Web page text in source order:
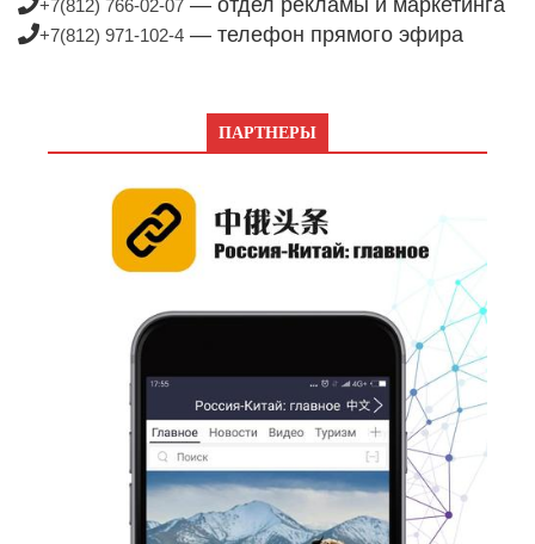
+7(812) 766-02-07
+7(812) 971-102-4 — телефон прямого эфира
ПАРТНЕРЫ